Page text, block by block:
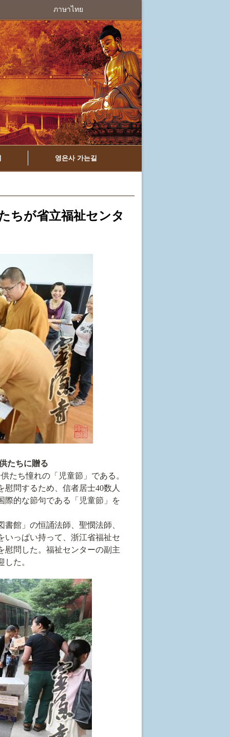
ภาษาไทย
영은사 가는길
ちが省立福祉センタ
たちに贈る
たち憧れの 「児童節」 である。
問するため、信者居士40数人
際的な節句である
「児童節」 を
館」の恒誦法師、聖憫法師、
っぱい持って、 浙江省福祉セ
慰問した。福祉センターの副主
た。